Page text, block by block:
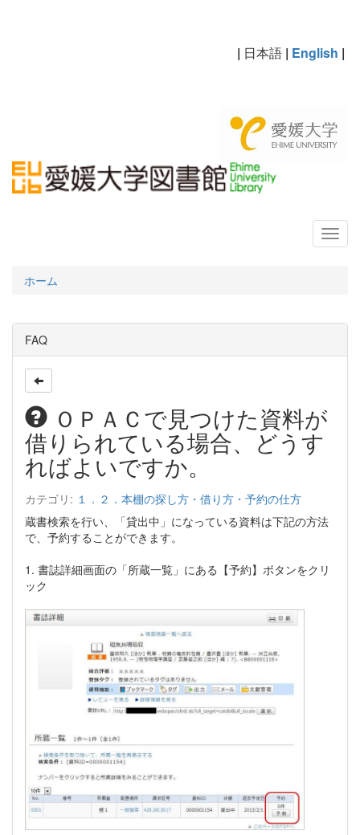
| 日本語 | English |
ホーム
FAQ
ＯＰＡＣで見つけた資料が
借りられている場合、どうす
ればよいですか。
カテゴリ: １．２．本棚の探し方・借り方・予約の仕方
蔵書検索を行い、「貸出中」になっている資料は下記の方法
で、予約することができます。
1. 書誌詳細画面の「所蔵一覧」にある【予約】ボタンをクリ
ック